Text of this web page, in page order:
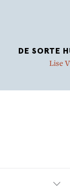
DE SORTE
Lise